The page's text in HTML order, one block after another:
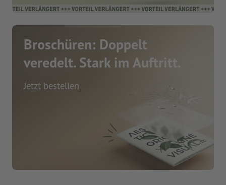
Broschüren: Doppelt
veredelt. Stark im Auftritt.
Jetzt bestellen